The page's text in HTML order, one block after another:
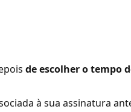
de escolher o tempo
à sua assinatura